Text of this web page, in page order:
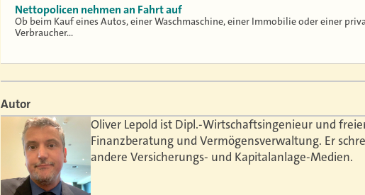
Nettopolicen nehmen an Fahrt auf
Ob beim Kauf eines Autos, einer Waschmaschine, einer Immobilie oder einer
Verbraucher…
Autor
Oliver Lepold ist Dipl.-Wirtschaftsingenieur und
Finanzberatung und Vermögensverwaltung. Er
andere Versicherungs- und Kapitalanlage-Medien.